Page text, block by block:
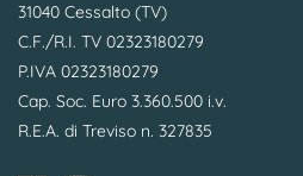
31040 Cessalto (TV)
C.F./R.I. TV 02323180279
P.IVA 02323180279
Cap. Soc. Euro 3.360.500 i.v.
R.E.A. di Treviso n. 327835